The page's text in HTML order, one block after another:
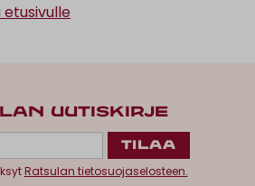
etusivulle
UUTISKIRJE
Ratsulan tietosuojaselosteen.